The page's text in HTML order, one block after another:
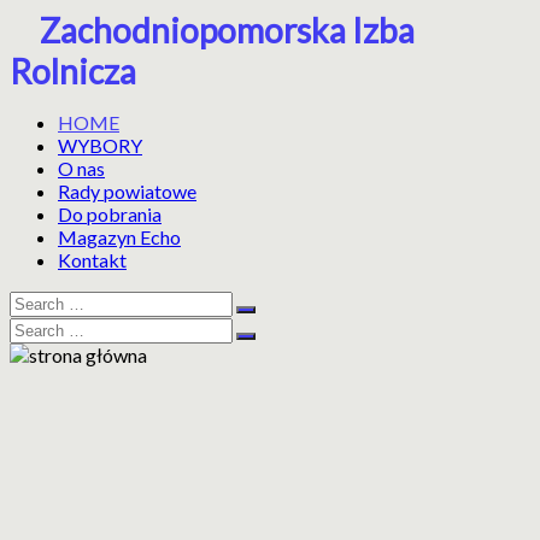
Skip
content
Zachodniopomorska Izba
Rolnicza
HOME
WYBORY
O nas
Rady powiatowe
Do pobrania
Magazyn Echo
Kontakt
Search
for:
Search
Search
for:
Search